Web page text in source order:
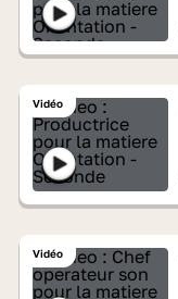
Vidéo
Vidéo